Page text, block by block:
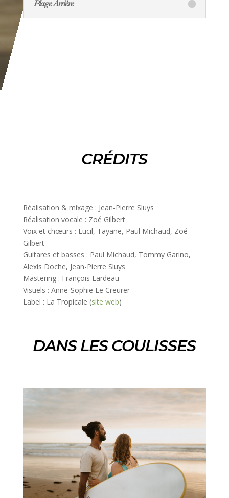
Plage Arrière
CRÉDITS
Réalisation & mixage : Jean-Pierre Sluys
Réalisation vocale : Zoé Gilbert
Voix et chœurs : Lucil, Tayane, Paul Michaud, Zoé
Gilbert
Guitares et basses : Paul Michaud, Tommy Garino,
Alexis Doche, Jean-Pierre Sluys
Mastering : François Lardeau
Visuels : Anne-Sophie Le Creurer
Label : La Tropicale (site web)
DANS LES COULISSES